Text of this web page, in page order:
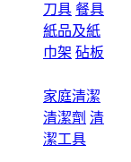
刀具 餐具
紙品及紙
巾架 砧板
家庭清潔
清潔劑 清
潔工具